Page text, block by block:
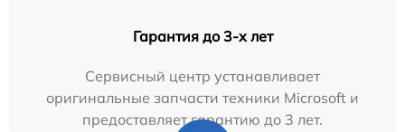
Гарантия до 3-х лет
Сервисный центр устанавливает
оригинальные запчасти техники Microsoft и
предоставляет гарантию до 3 лет.